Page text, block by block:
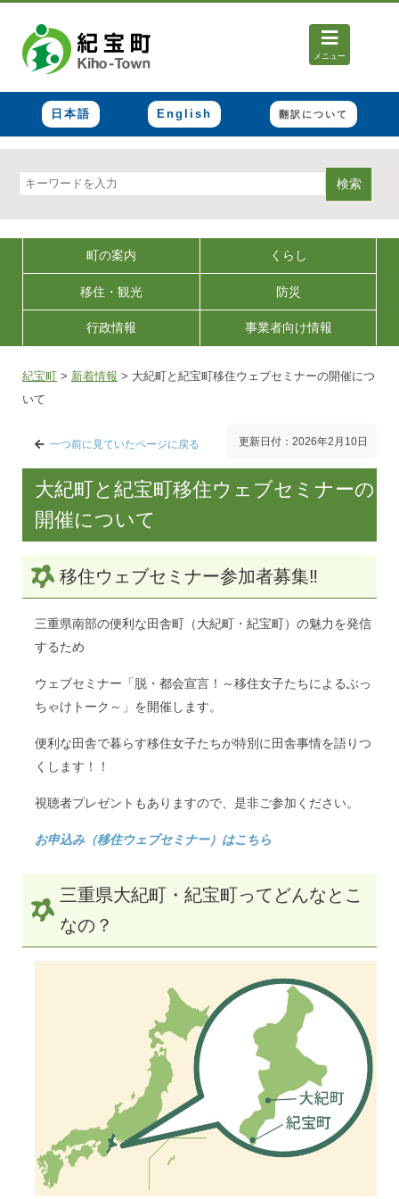
メニュー
日本語 English 翻訳について
検索
町の案内 くらし
移住・観光 防災
行政情報 事業者向け情報
紀宝町 > 新着情報 > 大紀町と紀宝町移住ウェブセミナーの開催につ
いて
一つ前に見ていたページに戻る 更新日付：2026年2月10日
大紀町と紀宝町移住ウェブセミナーの
開催について
移住ウェブセミナー参加者募集‼
三重県南部の便利な田舎町（大紀町・紀宝町）の魅力を発信
するため
ウェブセミナー「脱・都会宣言！～移住女子たちによるぶっ
ちゃけトーク～」を開催します。
便利な田舎で暮らす移住女子たちが特別に田舎事情を語りつ
くします！！
視聴者プレゼントもありますので、是非ご参加ください。
お申込み（移住ウェブセミナー）はこちら
三重県大紀町・紀宝町ってどんなとこ
なの？